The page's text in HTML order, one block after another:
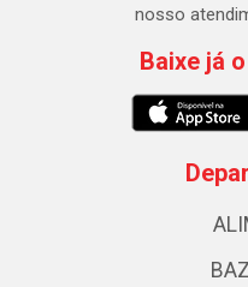
nosso
Baixe já